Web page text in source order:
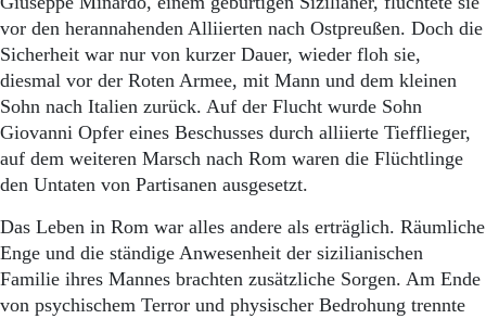
vor den herannahenden Alliierten nach Ostpreußen. Doch die
Sicherheit war nur von kurzer Dauer, wieder floh sie,
diesmal vor der Roten Armee, mit Mann und dem kleinen
Sohn nach Italien zurück. Auf der Flucht wurde Sohn
Giovanni Opfer eines Beschusses durch alliierte Tiefflieger,
auf dem weiteren Marsch nach Rom waren die Flüchtlinge
den Untaten von Partisanen ausgesetzt.
Das Leben in Rom war alles andere als erträglich. Räumliche
Enge und die ständige Anwesenheit der sizilianischen
Familie ihres Mannes brachten zusätzliche Sorgen. Am Ende
von psychischem Terror und physischer Bedrohung trennte